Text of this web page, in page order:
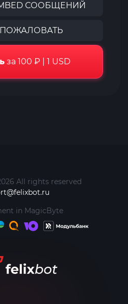
СООБЩЕНИЙ
за 100 ₽ | 1 USD
All rights reserved
in MagicByte